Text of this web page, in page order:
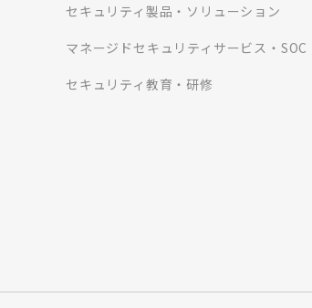
セキュリティ製品・ソリューション
マネージドセキュリティサービス・SOC
セキュリティ教育・研修